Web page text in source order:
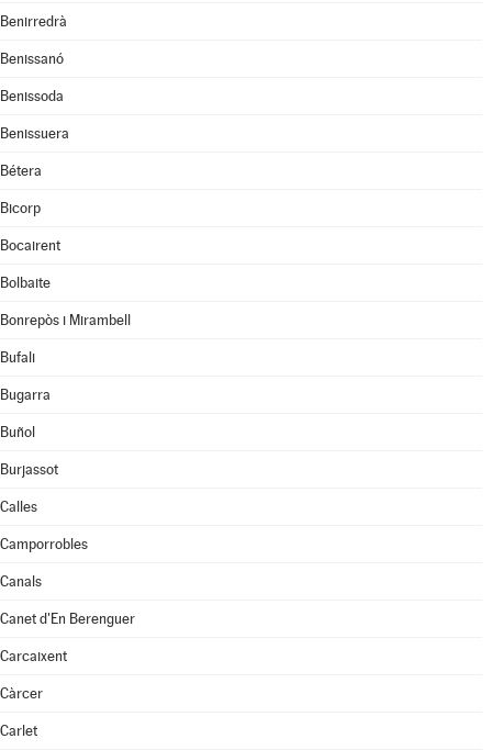
Benirredrà
Benissanó
Benissoda
Benissuera
Bétera
Bicorp
Bocairent
Bolbaite
Bonrepòs i Mirambell
Bufali
Bugarra
Buñol
Burjassot
Calles
Camporrobles
Canals
Canet d'En Berenguer
Carcaixent
Càrcer
Carlet